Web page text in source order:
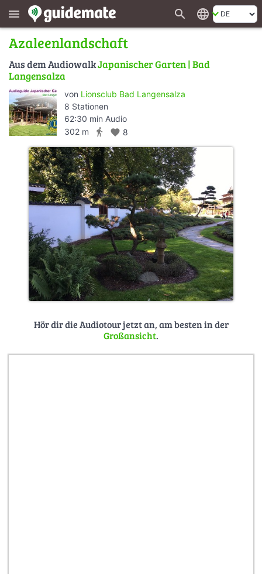
menu search language
Azaleenlandschaft
Aus dem AudiowalkJapanischer Garten | Bad
Langensalza
von Lionsclub Bad Langensalza
8 Stationen
62:30 min Audio
302 m
directions_walk favorite 8
Hör dir die Audiotour jetzt an, am besten in der
Großansicht.